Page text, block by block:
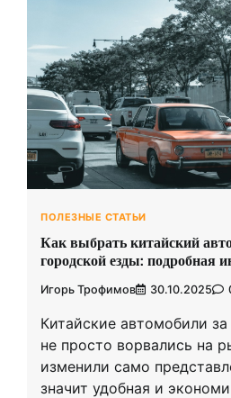
ПОЛЕЗНЫЕ СТАТЬИ
Как выбрать китайский
городской езды: подробная
Игорь Трофимов 30.10.2025
Китайские автомобили
не просто ворвались на
изменили само
значит удобная и